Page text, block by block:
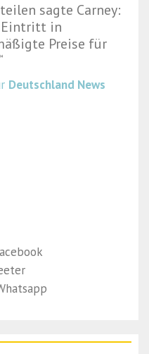
sagte Carney:
Eintritt in
Preise für
Deutschland News